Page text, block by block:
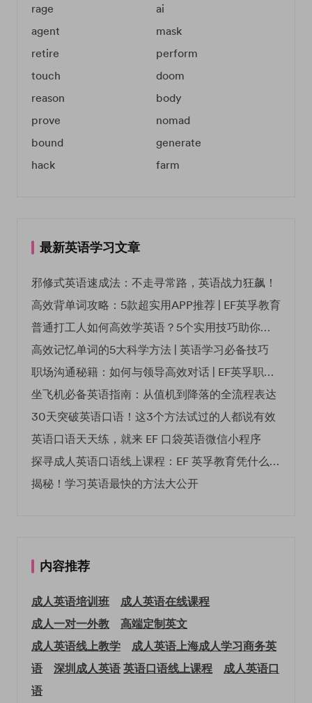
rage
ai
agent
mask
retire
perform
touch
doom
reason
body
prove
nomad
bound
generate
hack
farm
最新英语学习文章
邪修式英语速成法：不走寻常路，英语战力狂飙！
高效背单词攻略：5款超实用APP推荐 | EF英孚教育
普通打工人如何高效学英语？5个实用技巧助你突破职场瓶颈
高效记忆单词的5大科学方法 | 英语学习必备技巧
职场沟通秘籍：如何与领导高效对话 | EF英孚职场指南
坐飞机必备英语指南：从值机到降落的全流程表达
30天突破英语口语！这3个方法试过的人都说有效
英语口语天天练，就来 EF 口袋英语微信小程序
探寻成人英语口语线上课程：EF 英孚教育凭什么领航
揭秘！学习英语最快的方法大公开
内容推荐
成人英语培训班
成人英语在线课程
成人一对一外教
高端定制英文
成人英语线上教学
成人英语上海成人学习商务英
语
深圳成人英语英语口语线上课程
成人英语口
语